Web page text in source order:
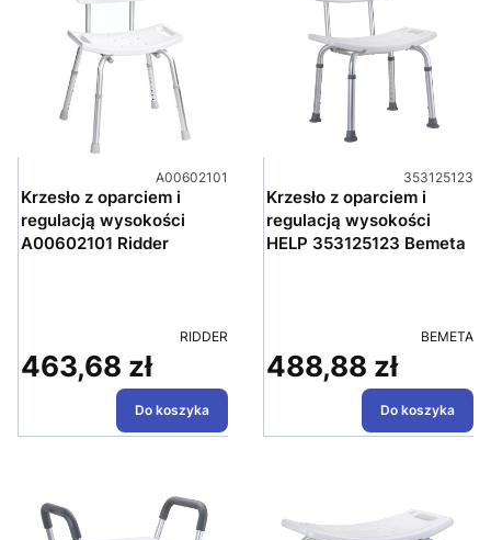
Kod produktu
A00602101
Krzesło z oparciem i
regulacją wysokości
A00602101 Ridder
PRODUCENT
RIDDER
Cena
463,68 zł
Do koszyka
Kod produktu
353125123
Krzesło z oparciem i
regulacją wysokości
HELP 353125123 Bemeta
BEMETA
Cena
488,88 zł
Do koszyka